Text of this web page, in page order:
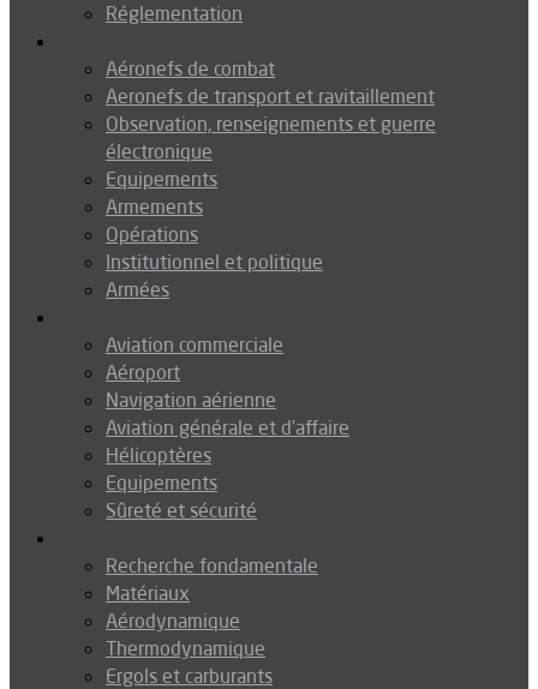
Réglementation
Aéronefs de combat
Aeronefs de transport et ravitaillement
Observation, renseignements et guerre
électronique
Equipements
Armements
Opérations
Institutionnel et politique
Armées
Aviation commerciale
Aéroport
Navigation aérienne
Aviation générale et d’affaire
Hélicoptères
Equipements
Sûreté et sécurité
Recherche fondamentale
Matériaux
Aérodynamique
Thermodynamique
Ergols et carburants